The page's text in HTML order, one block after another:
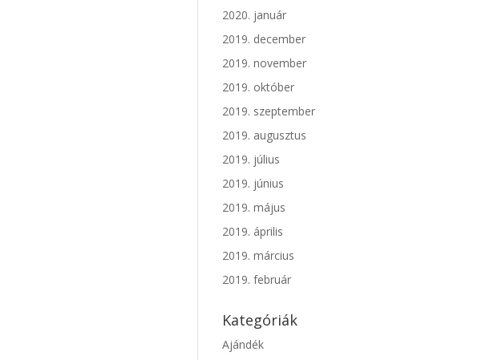
2020. január
2019. december
2019. november
2019. október
2019. szeptember
2019. augusztus
2019. július
2019. június
2019. május
2019. április
2019. március
2019. február
Kategóriák
Ajándék